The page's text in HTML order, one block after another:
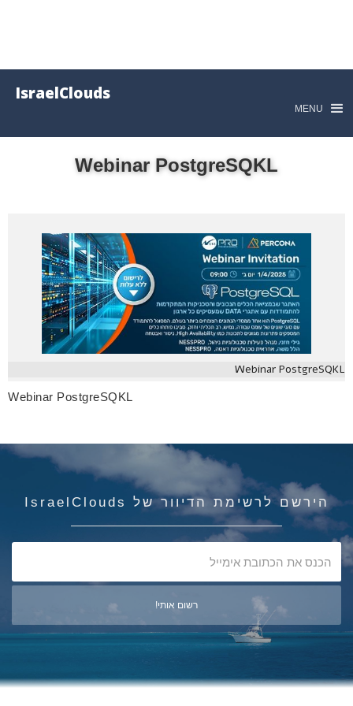
IsraelClouds
MENU
Webinar PostgreSQKL
Webinar PostgreSQKL
Webinar PostgreSQKL
הירשם לרשימת הדיוור של IsraelClouds